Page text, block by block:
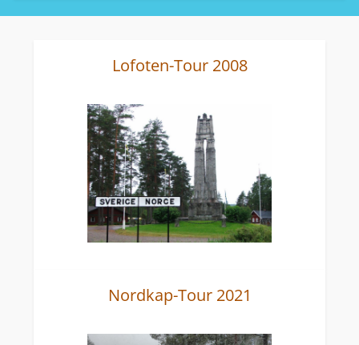
Lofoten-Tour 2008
Nordkap-Tour 2021